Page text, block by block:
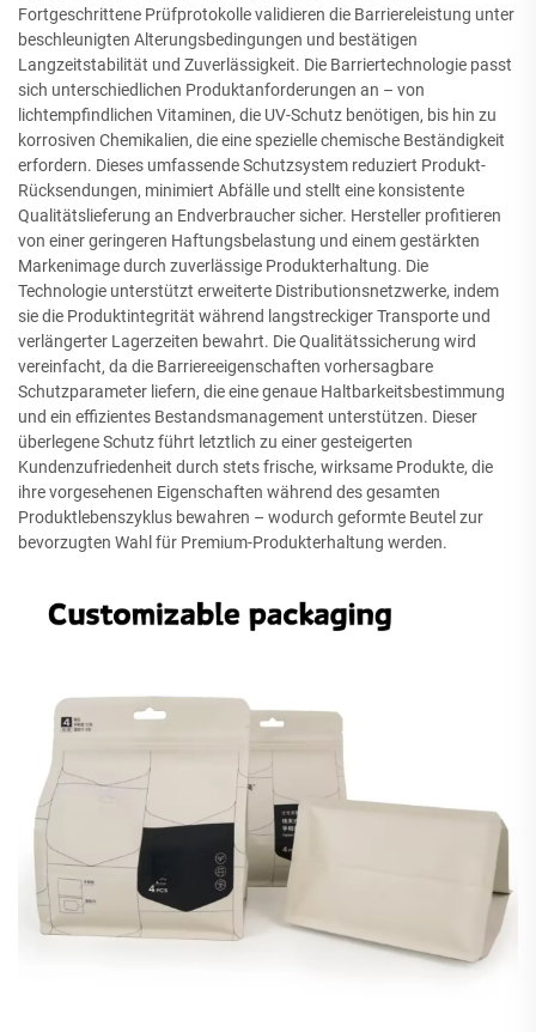
Fortgeschrittene Prüfprotokolle validieren die Barriereleistung unter
beschleunigten Alterungsbedingungen und bestätigen
Langzeitstabilität und Zuverlässigkeit. Die Barriertechnologie passt
sich unterschiedlichen Produktanforderungen an – von
lichtempfindlichen Vitaminen, die UV-Schutz benötigen, bis hin zu
korrosiven Chemikalien, die eine spezielle chemische Beständigkeit
erfordern. Dieses umfassende Schutzsystem reduziert Produkt-
Rücksendungen, minimiert Abfälle und stellt eine konsistente
Qualitätslieferung an Endverbraucher sicher. Hersteller profitieren
von einer geringeren Haftungsbelastung und einem gestärkten
Markenimage durch zuverlässige Produkterhaltung. Die
Technologie unterstützt erweiterte Distributionsnetzwerke, indem
sie die Produktintegrität während langstreckiger Transporte und
verlängerter Lagerzeiten bewahrt. Die Qualitätssicherung wird
vereinfacht, da die Barriereeigenschaften vorhersagbare
Schutzparameter liefern, die eine genaue Haltbarkeitsbestimmung
und ein effizientes Bestandsmanagement unterstützen. Dieser
überlegene Schutz führt letztlich zu einer gesteigerten
Kundenzufriedenheit durch stets frische, wirksame Produkte, die
ihre vorgesehenen Eigenschaften während des gesamten
Produktlebenszyklus bewahren – wodurch geformte Beutel zur
bevorzugten Wahl für Premium-Produkterhaltung werden.